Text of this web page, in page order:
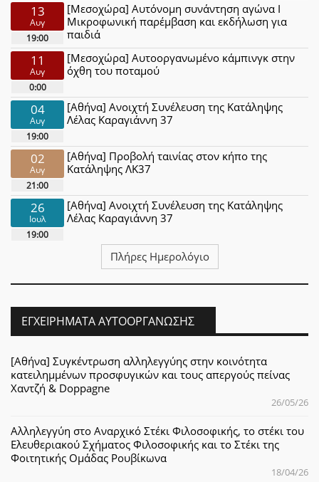
13
Αυγ
19:00
[Μεσοχώρα] Αυτόνομη συνάντηση αγώνα Ι
Μικροφωνική παρέμβαση και εκδήλωση για
παιδιά
11
Αυγ
0:00
[Μεσοχώρα] Αυτοοργανωμένο κάμπινγκ στην
όχθη του ποταμού
04
Αυγ
19:00
[Αθήνα] Ανοιχτή Συνέλευση της Κατάληψης
Λέλας Καραγιάννη 37
02
Αυγ
21:00
[Αθήνα] Προβολή ταινίας στον κήπο της
Κατάληψης ΛΚ37
26
Ιουλ
19:00
[Αθήνα] Ανοιχτή Συνέλευση της Κατάληψης
Λέλας Καραγιάννη 37
Πλήρες Ημερολόγιο
ΕΓΧΕΙΡΉΜΑΤΑ ΑΥΤΟΟΡΓΆΝΩΣΗΣ
[Αθήνα] Συγκέντρωση αλληλεγγύης στην κοινότητα
κατειλημμένων προσφυγικών και τους απεργούς πείνας
Χαντζή & Doppagne
26/05/26
Αλληλεγγύη στο Αναρχικό Στέκι Φιλοσοφικής, το στέκι του
Ελευθεριακού Σχήματος Φιλοσοφικής και το Στέκι της
Φοιτητικής Ομάδας Ρουβίκωνα
18/04/26